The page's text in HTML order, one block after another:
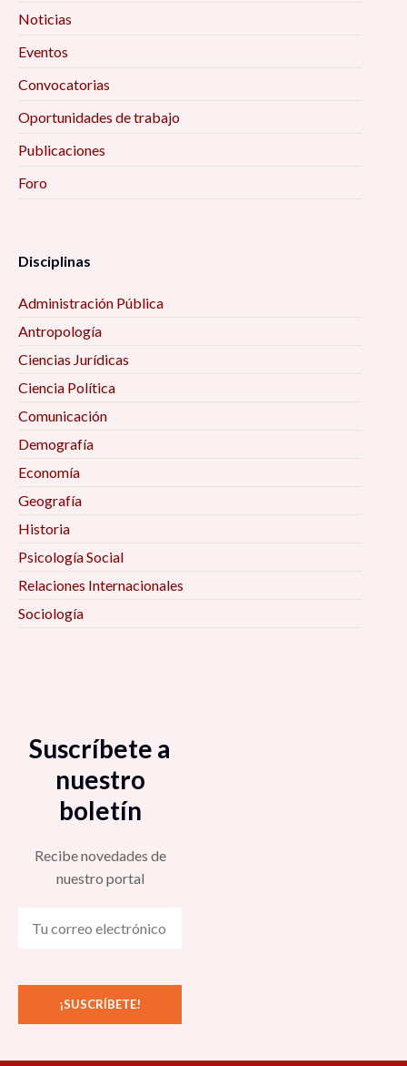
Noticias
Eventos
Convocatorias
Oportunidades de trabajo
Publicaciones
Foro
Disciplinas
Administración Pública
Antropología
Ciencias Jurídicas
Ciencia Política
Comunicación
Demografía
Economía
Geografía
Historia
Psicología Social
Relaciones Internacionales
Sociología
Suscríbete a
nuestro
boletín
Recibe novedades de
nuestro portal